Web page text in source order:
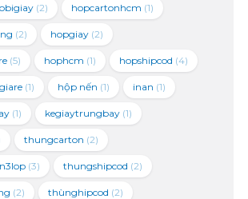
(2) hopcartonhcm (1)
(2) hopgiay(2)
(5) hophcm (1) hopshipcod (4)
(1) hộp nến (1) inan (1)
(1) kegiaytrungbay(1)
thungcarton (2)
(3) thungshipcod (2)
(2) thùnghipcod (2)